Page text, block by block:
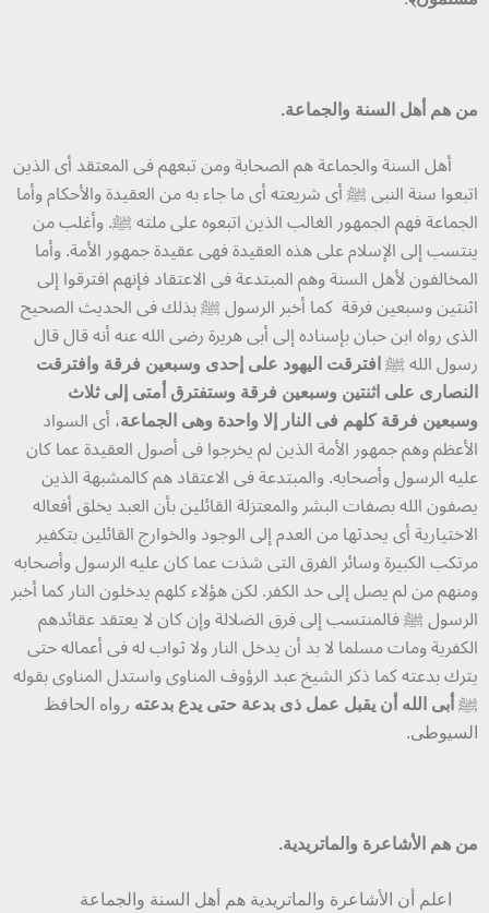
من هم أهل السنة والجماعة.
أهل السنة والجماعة هم الصحابة ومن تبعهم فى المعتقد أى الذين
اتبعوا سنة النبى ﷺ أى شريعته أى ما جاء به من العقيدة والأحكام وأما
الجماعة فهم الجمهور الغالب الذين اتبعوه على ملته ﷺ. وأغلب من
ينتسب إلى الإسلام على هذه العقيدة فهى عقيدة جمهور الأمة. وأما
المخالفون لأهل السنة وهم المبتدعة فى الاعتقاد فإنهم افترقوا إلى
اثنتين وسبعين فرقة كما أخبر الرسول ﷺ بذلك فى الحديث الصحيح
الذى رواه ابن حبان بإسناده إلى أبى هريرة رضى الله عنه أنه قال قال
رسول الله ﷺ افترقت اليهود على إحدى وسبعين فرقة وافترقت
النصارى على اثنتين وسبعين فرقة وستفترق أمتى إلى ثلاث
وسبعين فرقة كلهم فى النار إلا واحدة وهى الجماعة، أى السواد
الأعظم وهم جمهور الأمة الذين لم يخرجوا فى أصول العقيدة عما كان
عليه الرسول وأصحابه. والمبتدعة فى الاعتقاد هم كالمشبهة الذين
يصفون الله بصفات البشر والمعتزلة القائلين بأن العبد يخلق أفعاله
الاختيارية أى يحدثها من العدم إلى الوجود والخوارج القائلين بتكفير
مرتكب الكبيرة وسائر الفرق التى شذت عما كان عليه الرسول وأصحابه
ومنهم من لم يصل إلى حد الكفر. لكن هؤلاء كلهم يدخلون النار كما أخبر
الرسول ﷺ فالمنتسب إلى فرق الضلالة وإن كان لا يعتقد عقائدهم
الكفرية ومات مسلما لا بد أن يدخل النار ولا ثواب له فى أعماله حتى
يترك بدعته كما ذكر الشيخ عبد الرؤوف المناوى واستدل المناوى بقوله
ﷺ أبى الله أن يقبل عمل ذى بدعة حتى يدع بدعته رواه الحافظ
السيوطى.
من هم الأشاعرة والماتريدية.
اعلم أن الأشاعرة والماتريدية هم أهل السنة والجماعة